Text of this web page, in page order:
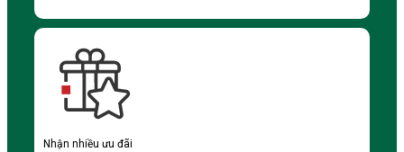
Nhận nhiều ưu đãi